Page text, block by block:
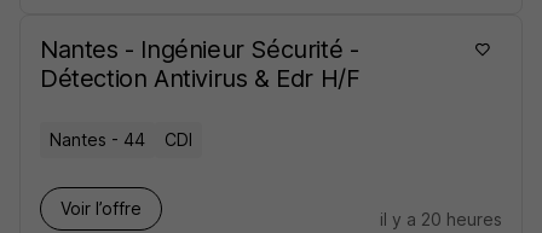
Nantes - Ingénieur Sécurité -
Détection Antivirus & Edr H/F
Nantes - 44 CDI
Voir l’offre
il y a 20 heures